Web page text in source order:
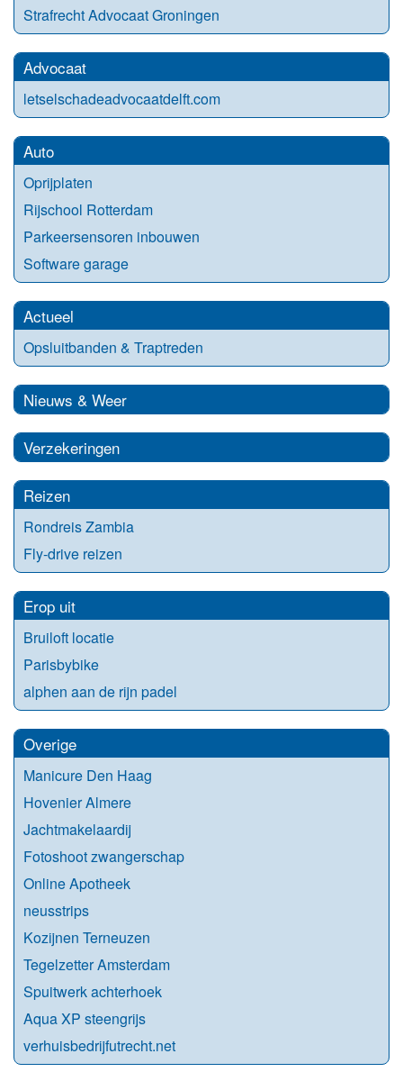
Strafrecht Advocaat Groningen
Advocaat
letselschadeadvocaatdelft.com
Auto
Oprijplaten
Rijschool Rotterdam
Parkeersensoren inbouwen
Software garage
Actueel
Opsluitbanden & Traptreden
Nieuws & Weer
Verzekeringen
Reizen
Rondreis Zambia
Fly-drive reizen
Erop uit
Bruiloft locatie
Parisbybike
alphen aan de rijn padel
Overige
Manicure Den Haag
Hovenier Almere
Jachtmakelaardij
Fotoshoot zwangerschap
Online Apotheek
neusstrips
Kozijnen Terneuzen
Tegelzetter Amsterdam
Spuitwerk achterhoek
Aqua XP steengrijs
verhuisbedrijfutrecht.net